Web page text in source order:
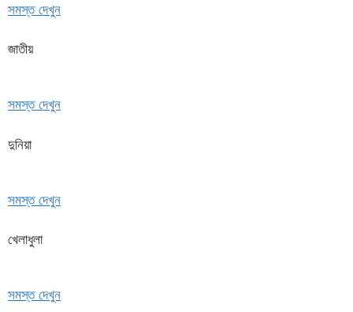
সমস্ত দেখুন
জাতীয়
সমস্ত দেখুন
দুনিয়া
সমস্ত দেখুন
খেলাধুলা
সমস্ত দেখুন